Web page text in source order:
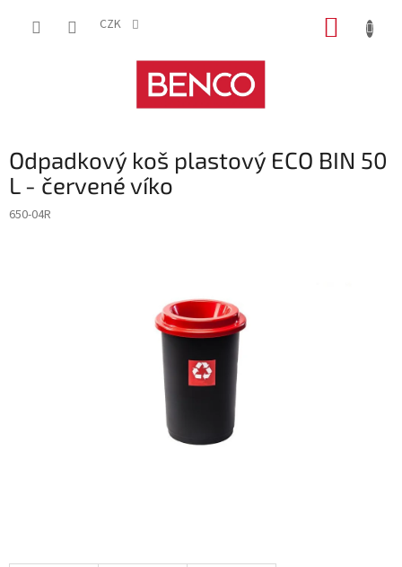
CZK
Odpadkový koš plastový ECO BIN 50
L - červené víko
650-04R